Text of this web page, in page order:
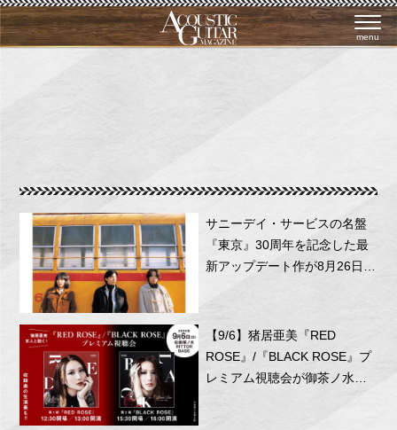
menu
サニーデイ・サービスの名盤
『東京』30周年を記念した最
新アップデート作が8月26日に
【9/6】猪居亜美『RED
ROSE』/『BLACK ROSE』プ
レミアム視聴会が御茶ノ水